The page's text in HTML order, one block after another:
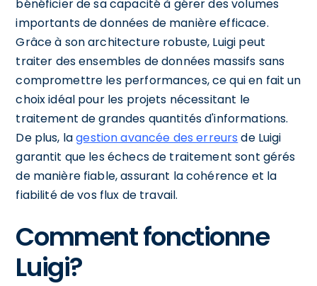
bénéficier de sa capacité à gérer des volumes
importants de données de manière efficace.
Grâce à son architecture robuste, Luigi peut
traiter des ensembles de données massifs sans
compromettre les performances, ce qui en fait un
choix idéal pour les projets nécessitant le
traitement de grandes quantités d'informations.
De plus, lagestion avancée des erreurs de Luigi
garantit que les échecs de traitement sont gérés
de manière fiable, assurant la cohérence et la
fiabilité de vos flux de travail.
Comment fonctionne
Luigi?